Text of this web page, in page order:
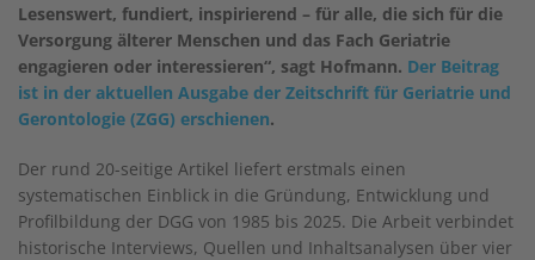
Lesenswert, fundiert, inspirierend – für alle, die sich für die
Versorgung älterer Menschen und das Fach Geriatrie
engagieren oder interessieren“, sagt Hofmann. Der Beitrag
ist in der aktuellen Ausgabe der Zeitschrift für Geriatrie und
Gerontologie (ZGG) erschienen.
Der rund 20-seitige Artikel liefert erstmals einen
systematischen Einblick in die Gründung, Entwicklung und
Profilbildung der DGG von 1985 bis 2025. Die Arbeit verbindet
historische Interviews, Quellen und Inhaltsanalysen über vier